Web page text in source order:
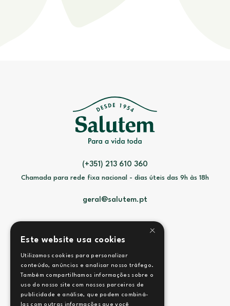
(+351) 213 610 360
Chamada para rede fixa nacional - dias úteis das 9h às 18h
geral@salutem.pt
Termos e Condições
×
Este website usa cookies
Utilizamos cookies para personalizar
conteúdo, anúncios e analisar nosso tráfego.
Também compartilhamos informações sobre o
uso do nosso site com nossos parceiros de
publicidade e análise, que podem combiná-
las com outras informações que você